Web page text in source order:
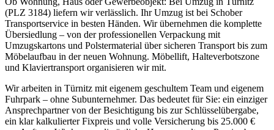
(PLZ 3184) liefern wir verlässlich. Ihr Umzug ist bei Schober
Transportservice in besten Händen. Wir übernehmen die komplette
Übersiedlung – von der professionellen Verpackung mit
Umzugskartons und Polstermaterial über sicheren Transport bis zum
Möbelaufbau in der neuen Wohnung. Möbellift, Halteverbotszone
und Klaviertransport organisieren wir mit.
Wir arbeiten in Türnitz mit eigenem geschultem Team und eigenem
Fuhrpark – ohne Subunternehmer. Das bedeutet für Sie: ein einziger
Ansprechpartner von der Besichtigung bis zur Schlüsselübergabe,
ein klar kalkulierter Fixpreis und volle Versicherung bis 25.000 €